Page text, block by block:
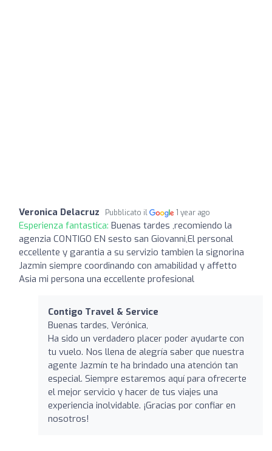
Veronica Delacruz Pubblicato il 1 year ago
Esperienza fantastica: Buenas tardes ,recomiendo la
agenzia CONTIGO EN sesto san Giovanni,El personal
eccellente y garantia a su servizio tambien la signorina
Jazmin siempre coordinando con amabilidad y affetto
Asia mi persona una eccellente profesional
Contigo Travel & Service
Buenas tardes, Verónica,
Ha sido un verdadero placer poder ayudarte con
tu vuelo. Nos llena de alegría saber que nuestra
agente Jazmín te ha brindado una atención tan
especial. Siempre estaremos aquí para ofrecerte
el mejor servicio y hacer de tus viajes una
experiencia inolvidable. ¡Gracias por confiar en
nosotros!